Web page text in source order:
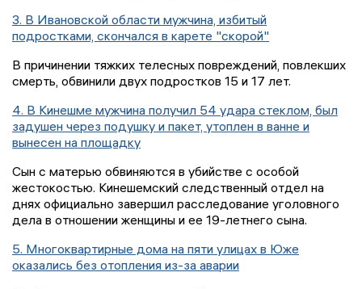
3. В Ивановской области мужчина, избитый
подростками, скончался в карете "скорой"
В причинении тяжких телесных повреждений, повлекших
смерть, обвинили двух подростков 15 и 17 лет.
4. В Кинешме мужчина получил 54 удара стеклом, был
задушен через подушку и пакет, утоплен в ванне и
вынесен на площадку
Сын с матерью обвиняются в убийстве с особой
жестокостью. Кинешемский следственный отдел на
днях официально завершил расследование уголовного
дела в отношении женщины и ее 19-летнего сына.
5. Многоквартирные дома на пяти улицах в Юже
оказались без отопления из-за аварии